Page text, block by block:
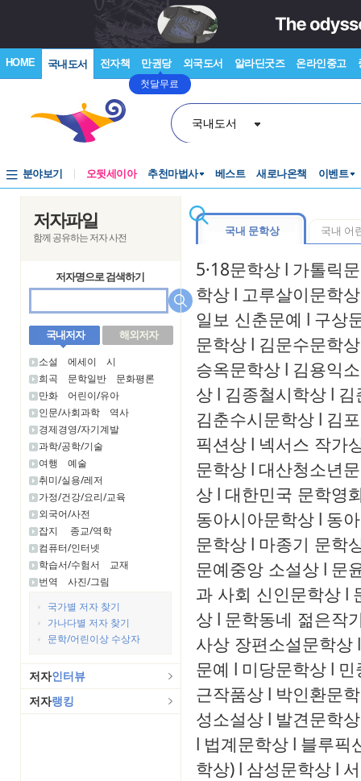
HOME 국내도서 전자책 만권당
첫달무료
외국도서 알라딘굿즈 온라인중고
국내도서
분야보기 오뒷세이아 추천마법사 베스트 새로나온책 이벤트
저자파일
함께 공유하는 저자 사전
저자명으로 검색하기
국내저자 해외저자
소설 에세이
시
희곡
문학일반
문화평론
만화
어린이/유아
인문/사회과학
역사
경제경영/자기계발
과학/공학/기술
여행
예술
취미/실용/레저
가정/건강/요리/교육
외국어/사전
잡지
종교/역학
컴퓨터/인터넷
학습서/수험서
교재
번역
사진/그림
국가별 저자 찾기
가나다별 저자 찾기
문학/어린이상 수상자
저자인터뷰
저자랭킹
국내 문학상 국내 어
5·18문학상 l 가톨릭
학상 l 고루살이문학상
일보 신춘문예 l 구상
문학상 l 김문수문학상
승옥문학상 l 김용익
상 l 김종철시학상 l
김춘수시문학상 l 김
픽션상 l 넥서스 작가
문학상 l 대산청소년
상 l 대한민국 문학영
동아시아문학상 l 동
문학상 l 마종기 문학
문예중앙 소설상 l 문
과 사회 신인문학상 l
상 l 문학동네 젊은작
사상 장편소설문학상 l
문예 l 미당문학상 l 민
근작품상 l 박인환문
성소설상 l 발견문학상
l 법계문학상 l 블루픽
학상) l 삼성문학상 l